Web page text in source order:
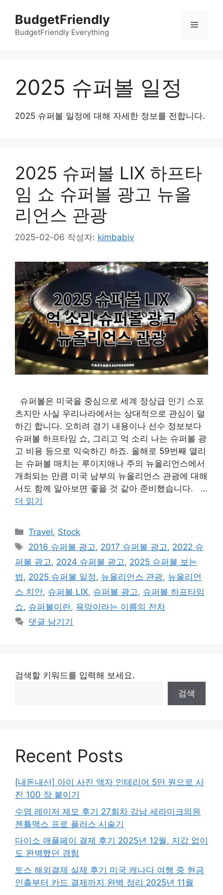
BudgetFriendly
BudgetFriendly Everything
메
2025 슈퍼볼 일정
2025 슈퍼볼 일정에 대해 자세한 정보를 전합니다.
2025 슈퍼볼 LIX 하프타
임 쇼 슈퍼볼 광고 뉴올
리언스 관광
2025-02-06 작성자: kimbabiv
슈퍼볼은 미국을 중심으로 세계 정상급 인기 스포
츠지만 사실 우리나라에서는 상대적으로 관심이 덜
하긴 합니다. 오히려 경기 내용이나 선수 정보보다
슈퍼볼 하프타임 쇼, 그리고 억 소리 나는 슈퍼볼 광
고 비용 등으로 익숙하긴 하죠. 올해로 59번째 열리
는 슈퍼볼 매치는 루이지애나 주의 뉴올리언스에서
개최되는 만큼 미국 남부의 뉴올리언스 관광에 대해
서도 함께 알아보면 좋을 것 같아 준비했습니다. …
더 읽기
카
테
리
Travel, Stock
태
그
2016 슈퍼볼 광고, 2017 슈퍼볼 광고, 2022 슈
퍼볼 광고, 2024 슈퍼볼 광고, 2025 슈퍼볼 보는
법, 2025 슈퍼볼 일정, 뉴올리언스 관광, 뉴올리언
스 치안, 슈퍼볼 LIX, 슈퍼볼 광고, 슈퍼볼 하프타임
쇼, 슈퍼볼이란, 욕망이라는 이름의 전차
댓글 남기기
검색할 키워드를 입력해 보세요.
검색
Recent Posts
[내돈내산] 아이 사진 액자 인테리어 5만 원으로 사
진 100 장 붙이기
수염 레이저 제모 후기 27회차 강남 세라미크의원
젠틀맥스 프로 플러스 시술기
다이소 애플페이 결제 후기 2025년 12월, 지갑 없이
도 완벽했던 경험
토스 해외결제 실제 후기 미국 캐나다 여행 중 현금
인출부터 카드 결제까지 완벽 정리 2025년 11월